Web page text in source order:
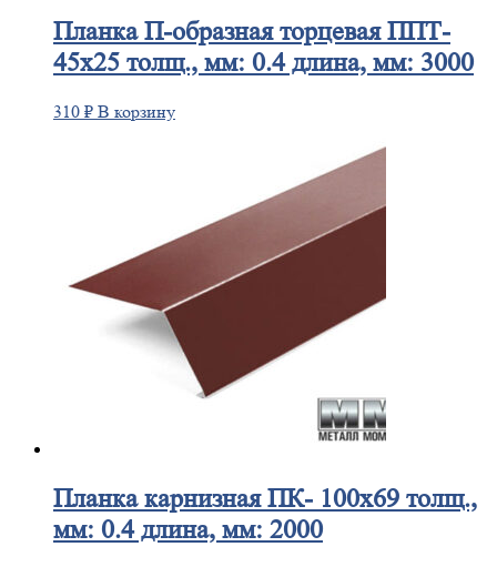
ПланкаП-образная торцевая ППТ-
45х25 толщ., мм: 0.4 длина, мм: 3000
310 ₽ В корзину
Планкакарнизная ПК- 100х69 толщ.,
мм: 0.4 длина, мм: 2000